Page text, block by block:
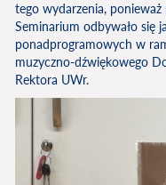
tego wydarzenia, ponieważ
Seminarium odbywało się
ponadprogramowych w
muzyczno-dźwiękowego
Rektora UWr.